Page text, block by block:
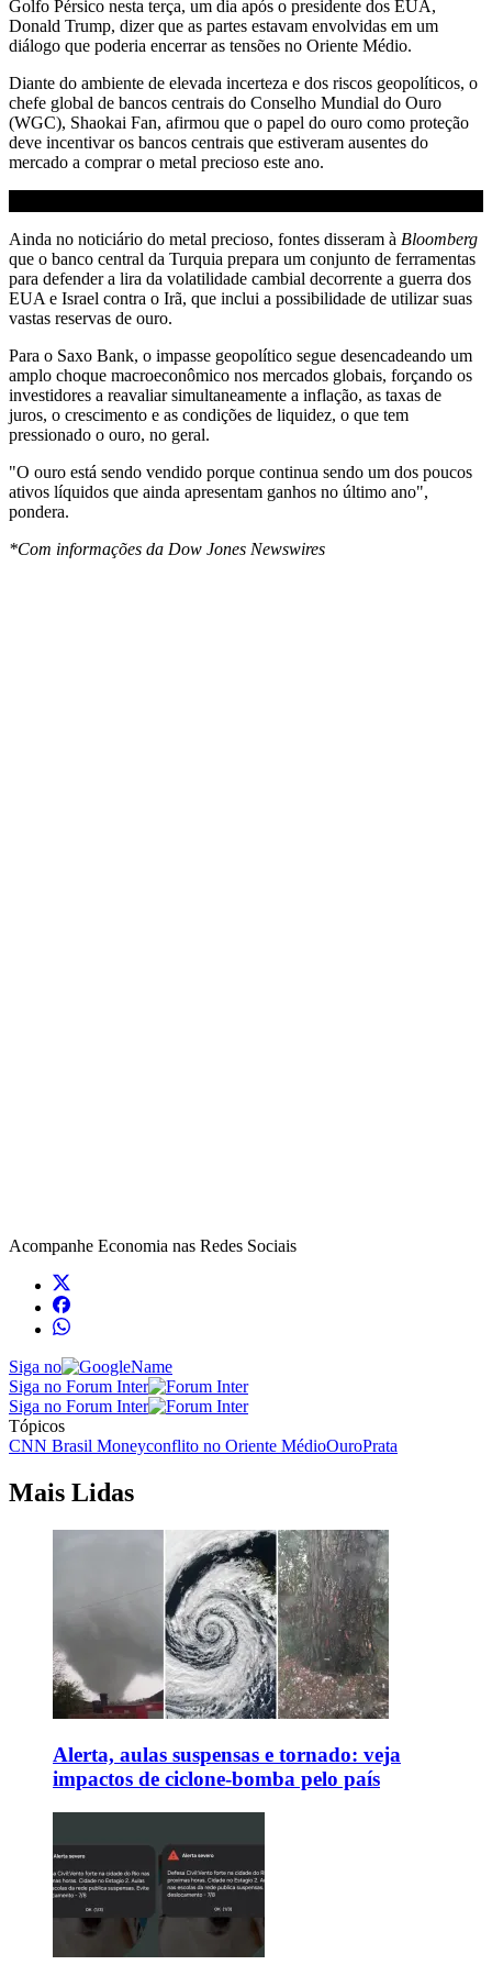
Golfo Pérsico nesta terça, um dia após o presidente dos EUA,
Donald Trump, dizer que as partes estavam envolvidas em um
diálogo que poderia encerrar as tensões no Oriente Médio.
Diante do ambiente de elevada incerteza e dos riscos geopolíticos, o
chefe global de bancos centrais do Conselho Mundial do Ouro
(WGC), Shaokai Fan, afirmou que o papel do ouro como proteção
deve incentivar os bancos centrais que estiveram ausentes do
mercado a comprar o metal precioso este ano.
Ainda no noticiário do metal precioso, fontes disseram à Bloomberg
que o banco central da Turquia prepara um conjunto de ferramentas
para defender a lira da volatilidade cambial decorrente a guerra dos
EUA e Israel contra o Irã, que inclui a possibilidade de utilizar suas
vastas reservas de ouro.
Para o Saxo Bank, o impasse geopolítico segue desencadeando um
amplo choque macroeconômico nos mercados globais, forçando os
investidores a reavaliar simultaneamente a inflação, as taxas de
juros, o crescimento e as condições de liquidez, o que tem
pressionado o ouro, no geral.
"O ouro está sendo vendido porque continua sendo um dos poucos
ativos líquidos que ainda apresentam ganhos no último ano",
pondera.
*Com informações da Dow Jones Newswires
Acompanhe Economia nas Redes Sociais
Siga no
Siga no Forum Inter
Siga no Forum Inter
Tópicos
CNN Brasil Moneyconflito no Oriente MédioOuroPrata
Mais Lidas
Alerta, aulas suspensas e tornado: veja
impactos de ciclone-bomba pelo país